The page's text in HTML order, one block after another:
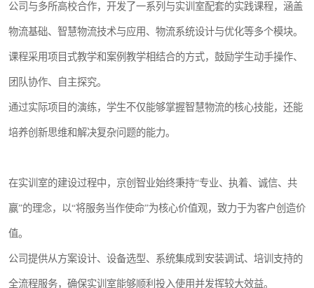
公司与多所高校合作，开发了一系列与实训室配套的实践课程，涵盖
物流基础、智慧物流技术与应用、物流系统设计与优化等多个模块。
课程采用项目式教学和案例教学相结合的方式，鼓励学生动手操作、
团队协作、自主探究。
通过实际项目的演练，学生不仅能够掌握智慧物流的核心技能，还能
培养创新思维和解决复杂问题的能力。
在实训室的建设过程中，京创智业始终秉持“专业、执着、诚信、共
赢”的理念，以“将服务当作使命”为核心价值观，致力于为客户创造价
值。
公司提供从方案设计、设备选型、系统集成到安装调试、培训支持的
全流程服务，确保实训室能够顺利投入使用并发挥较大效益。